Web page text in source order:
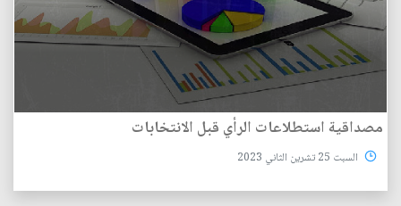
مصداقية استطلاعات الرأي قبل الانتخابات
السبت 25 تشرين الثاني 2023